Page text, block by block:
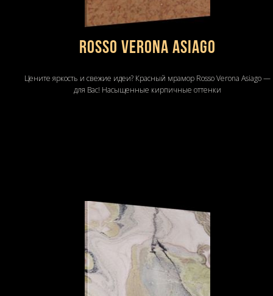
Rosso Verona Asiago
Цените яркость и свежие идеи? Красный мрамор Rosso Verona Asiago —
для Вас! Насыщенные кирпичные оттенки